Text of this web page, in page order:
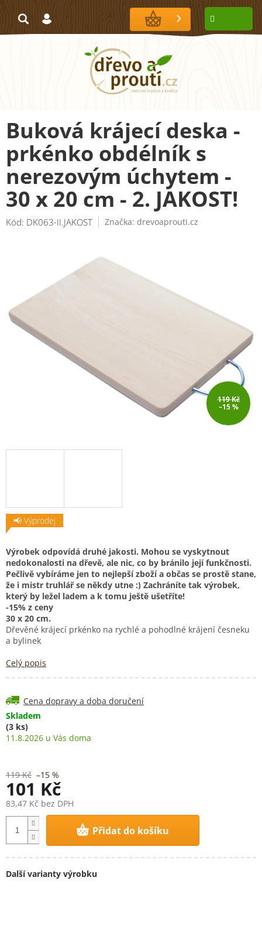
NÁKUPNÍ
KOŠÍK
Buková krájecí deska -
prkénko obdélník s
nerezovým úchytem -
30 x 20 cm - 2. JAKOST!
Kód: DK063-II.JAKOST Značka: drevoaprouti.cz
119 Kč
–15 %
📢 Výprodej
Výrobek odpovídá druhé jakosti. Mohou se vyskytnout
nedokonalosti na dřevě, ale nic, co by bránilo její funkčnosti.
Pečlivě vybíráme jen to nejlepší zboží a občas se prostě stane,
že i mistr truhlář se někdy utne :) Zachráníte tak výrobek,
který by ležel ladem a k tomu ještě ušetříte!
-15% z ceny
30 x 20 cm.
Dřevěné krájecí prkénko na rychlé a pohodlné krájení česneku
a bylinek
Celý popis
Další varianty výrobku
Skladem
(3 ks)
11.8.2026
Cena dopravy a doba doručení
119 Kč –15 %
101 Kč
83,47 Kč bez DPH
Měrná
cena:
Přidat do košíku